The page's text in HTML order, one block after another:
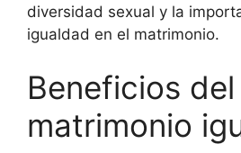
diversidad sexual y la
igualdad en el matrimonio.
Beneficios del
matrimonio